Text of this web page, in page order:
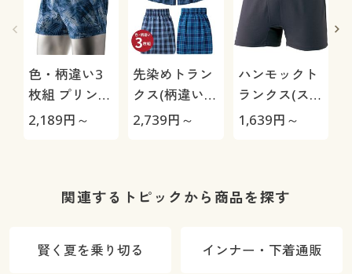
色・柄違い3
枚組 プリント
トランクス/綿
2,189円～
先染めトラン
クス(柄違い3
枚組)
2,739円～
ハンモックト
ランクス(スリ
ムタイプ)/吸
1,639円～
関連するトピックから商品を探す
賢く夏を乗り切る インナー・下着通販